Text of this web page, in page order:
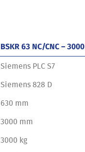
BSKR 63 NC/CNC – 3000
Siemens PLC S7
Siemens 828 D
630 mm
3000 mm
3000 kg